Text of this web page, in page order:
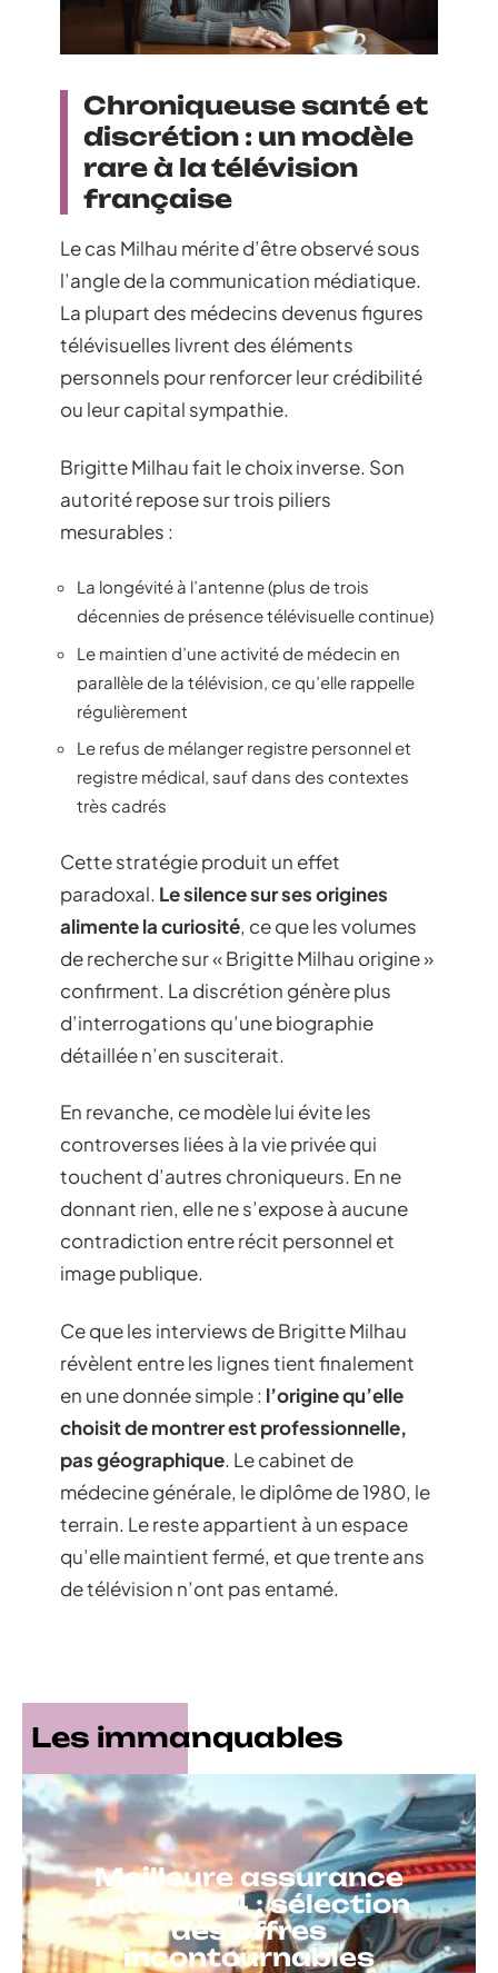
Chroniqueuse santé et
discrétion : un modèle
rare à la télévision
française
Le cas Milhau mérite d’être observé sous
l’angle de la communication médiatique.
La plupart des médecins devenus figures
télévisuelles livrent des éléments
personnels pour renforcer leur crédibilité
ou leur capital sympathie.
Brigitte Milhau fait le choix inverse. Son
autorité repose sur trois piliers
mesurables :
La longévité à l’antenne (plus de trois
décennies de présence télévisuelle continue)
Le maintien d’une activité de médecin en
parallèle de la télévision, ce qu’elle rappelle
régulièrement
Le refus de mélanger registre personnel et
registre médical, sauf dans des contextes
très cadrés
Cette stratégie produit un effet
paradoxal. Le silence sur ses origines
alimente la curiosité, ce que les volumes
de recherche sur « Brigitte Milhau origine »
confirment. La discrétion génère plus
d’interrogations qu’une biographie
détaillée n’en susciterait.
En revanche, ce modèle lui évite les
controverses liées à la vie privée qui
touchent d’autres chroniqueurs. En ne
donnant rien, elle ne s’expose à aucune
contradiction entre récit personnel et
image publique.
Ce que les interviews de Brigitte Milhau
révèlent entre les lignes tient finalement
en une donnée simple : l’origine qu’elle
choisit de montrer est professionnelle,
pas géographique. Le cabinet de
médecine générale, le diplôme de 1980, le
terrain. Le reste appartient à un espace
qu’elle maintient fermé, et que trente ans
de télévision n’ont pas entamé.
Les immanquables
Meilleure assurance
auto 2024 : sélection
des offres
incontournables